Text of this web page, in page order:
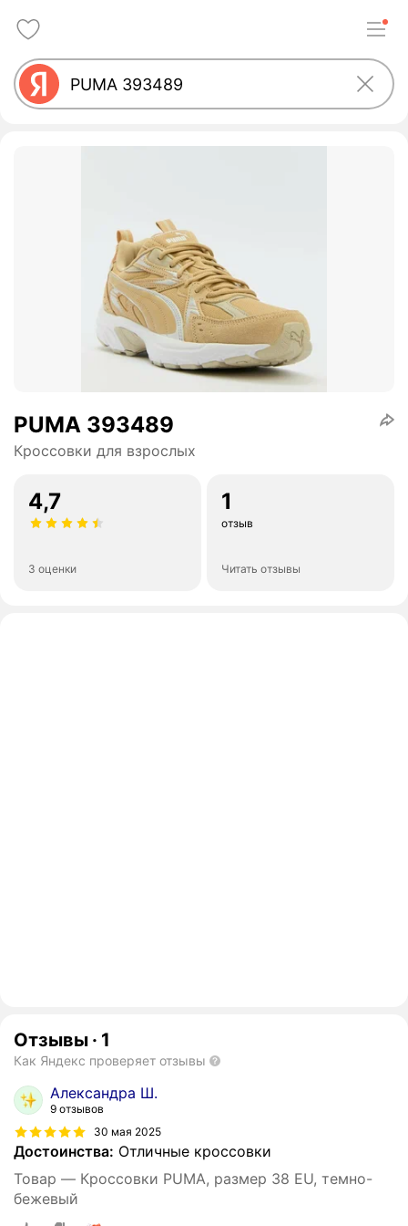
PUMA 393489
Кроссовки для взрослых
4,7
3 оценки
1
отзыв
Читать отзывы
Отзывы · 1
Как Яндекс проверяет отзывы
Александра Ш.
9 отзывов
30 мая 2025
Достоинства: Отличные кроссовки
Товар — Кроссовки PUMA, размер 38 EU, темно-
бежевый